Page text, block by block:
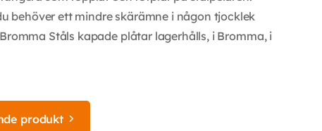
behöver ett mindre skärämne i någon tjocklek
Ståls kapade plåtar lagerhålls, i Bromma, i
produkt